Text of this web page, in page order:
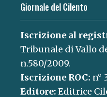
Giornale del Cilento
Iscrizione al
Tribunale di Vallo
n.580/2009.
Iscrizione ROC: n°
Editore: Editrice